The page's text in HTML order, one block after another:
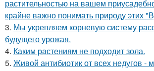
растительностью на вашем
крайне важно понимать природу этих
3. Мы укрепляем корневую систему
будущего урожая.
4. Каким растениям не подходит зола.
5. Живой антибиотик от всех недугов -